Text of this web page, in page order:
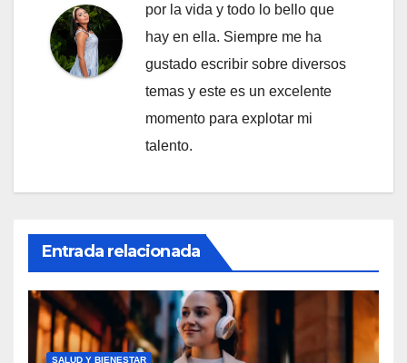
por la vida y todo lo bello que
hay en ella. Siempre me ha
gustado escribir sobre diversos
temas y este es un excelente
momento para explotar mi
talento.
Entrada relacionada
SALUD Y BIENESTAR